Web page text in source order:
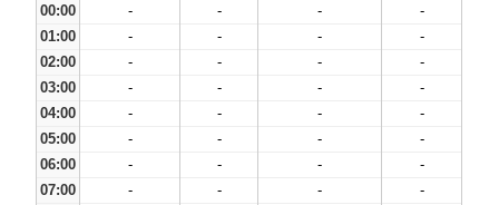
00:00
- - -
-
01:00
- - -
-
02:00
- - -
-
03:00
- - -
-
04:00
- - -
-
05:00
- - -
-
06:00
- - -
-
07:00
- - -
-